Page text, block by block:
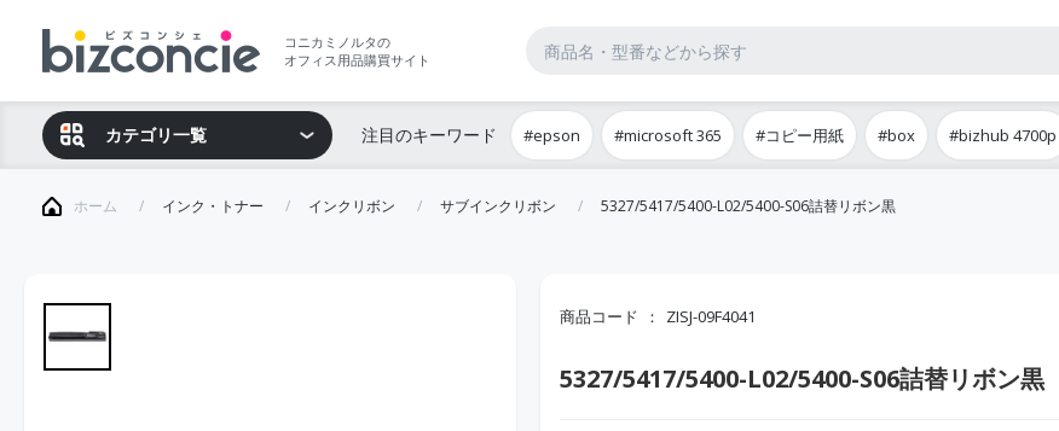
コニカミノルタの
オフィス用品購買サイト
カテゴリ一覧 注目のキーワード #epson #microsoft 365 #コピー用紙 #box #bizhub 4700p
ホーム インク・トナー インクリボン サブインクリボン 5327/5417/5400-L02/5400-S06詰替リボン黒
商品コード ZISJ-09F4041
5327/5417/5400-L02/5400-S06詰替リボン黒